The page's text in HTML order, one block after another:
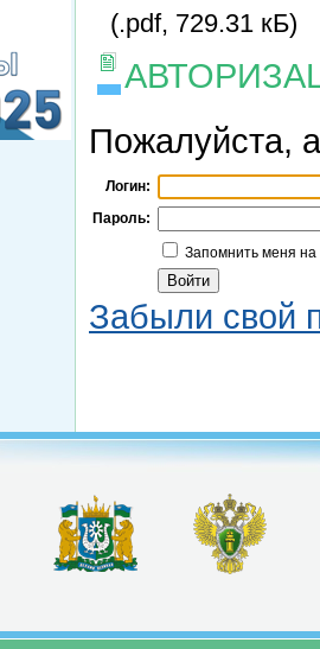
(.pdf, 729.31 кБ)
Пожалуйста,
Логин:
Пароль:
Запомнить меня
Забыли свой